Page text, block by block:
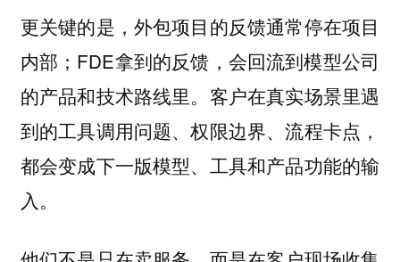
更关键的是，外包项目的反馈通常停在项目
内部；FDE拿到的反馈，会回流到模型公司
的产品和技术路线里。客户在真实场景里遇
到的工具调用问题、权限边界、流程卡点，
都会变成下一版模型、工具和产品功能的输
入。